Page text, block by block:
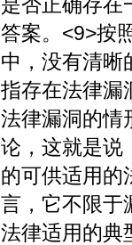
答案。<9>按
中，没有清晰
指存在法律漏
法律漏洞的情
论，这就是说
的可供适用的
言，它不限于
法律适用的典